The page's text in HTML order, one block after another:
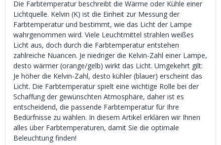
Die Farbtemperatur beschreibt die Wärme oder Kühle einer
Lichtquelle. Kelvin (K) ist die Einheit zur Messung der
Farbtemperatur und bestimmt, wie das Licht der Lampe
wahrgenommen wird. Viele Leuchtmittel strahlen weißes
Licht aus, doch durch die Farbtemperatur entstehen
zahlreiche Nuancen. Je niedriger die Kelvin-Zahl einer Lampe,
desto wärmer (orange/gelb) wirkt das Licht. Umgekehrt gilt:
Je höher die Kelvin-Zahl, desto kühler (blauer) erscheint das
Licht. Die Farbtemperatur spielt eine wichtige Rolle bei der
Schaffung der gewünschten Atmosphäre, daher ist es
entscheidend, die passende Farbtemperatur für Ihre
Bedürfnisse zu wählen. In diesem Artikel erklären wir Ihnen
alles über Farbtemperaturen, damit Sie die optimale
Beleuchtung finden!